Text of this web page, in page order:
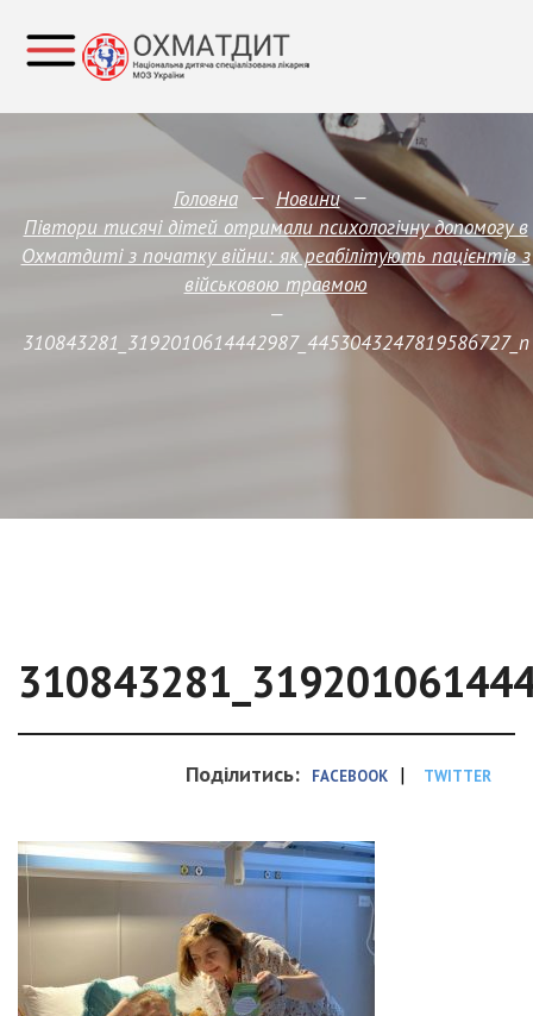
Головна — Новини —
Півтори тисячі дітей отримали психологічну допомогу в
Охматдиті з початку війни: як реабілітують пацієнтів з
військовою травмою
—
310843281_3192010614442987_4453043247819586727_n
Поділитись: FACEBOOK | TWITTER